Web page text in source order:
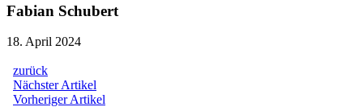
Bild
Fabian Schubert
18. April 2024
zurück
Beitragsnavigation
Nächster Artikel
Artikel:
Vorheriger Artikel